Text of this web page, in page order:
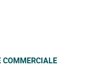
COMMERCIALE